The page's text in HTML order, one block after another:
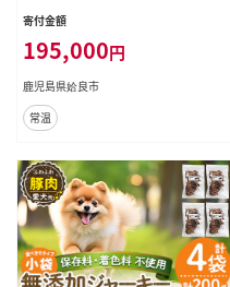
ふわジャーキー6袋×12回(1袋50g・
市 牛 ジャーキー 犬 ドッグ ペット フ
ード エサ おやつ ごはん 間食 ご褒美
ペット関係
寄付金額
195,000円
鹿児島県姶良市
常温